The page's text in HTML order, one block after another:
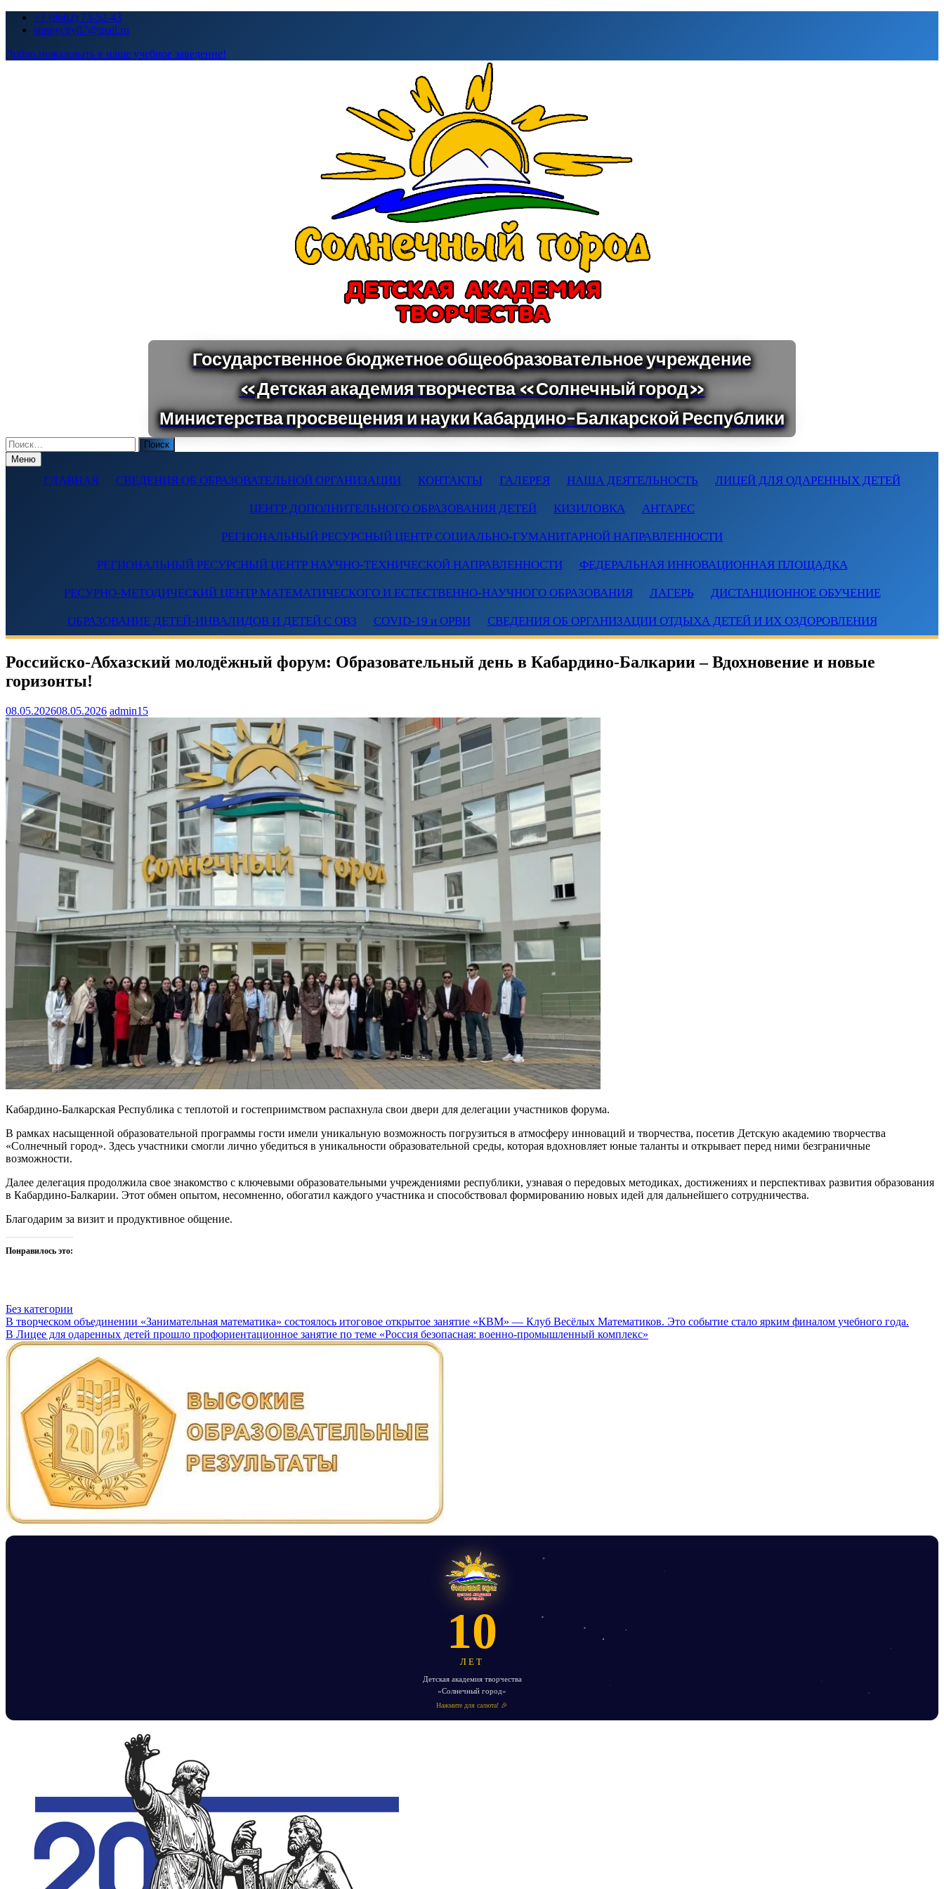
Перейти+7 (8662) 73-52-43
sunnycity07@mail.ru
Добро пожаловать в наше учебное заведение!
Поиск
по:Меню
ГЛАВНАЯ СВЕДЕНИЯ ОБ ОБРАЗОВАТЕЛЬНОЙ ОРГАНИЗАЦИИ КОНТАКТЫ ГАЛЕРЕЯ НАША ДЕЯТЕЛЬНОСТЬ ЛИЦЕЙ ДЛЯ ОДАРЕННЫХ ДЕТЕЙ
ЦЕНТР ДОПОЛНИТЕЛЬНОГО ОБРАЗОВАНИЯ ДЕТЕЙ КИЗИЛОВКА АНТАРЕС
РЕГИОНАЛЬНЫЙ РЕСУРСНЫЙ ЦЕНТР СОЦИАЛЬНО-ГУМАНИТАРНОЙ НАПРАВЛЕННОСТИ
РЕГИОНАЛЬНЫЙ РЕСУРСНЫЙ ЦЕНТР НАУЧНО-ТЕХНИЧЕСКОЙ НАПРАВЛЕННОСТИ ФЕДЕРАЛЬНАЯ ИННОВАЦИОННАЯ ПЛОЩАДКА
РЕСУРНО-МЕТОДИЧЕСКИЙ ЦЕНТР МАТЕМАТИЧЕСКОГО И ЕСТЕСТВЕННО-НАУЧНОГО ОБРАЗОВАНИЯ ЛАГЕРЬ ДИСТАНЦИОННОЕ ОБУЧЕНИЕ
ОБРАЗОВАНИЕ ДЕТЕЙ-ИНВАЛИДОВ И ДЕТЕЙ С ОВЗ COVID-19 и ОРВИ СВЕДЕНИЯ ОБ ОРГАНИЗАЦИИ ОТДЫХА ДЕТЕЙ И ИХ ОЗДОРОВЛЕНИЯ
Российско-Абхазский молодёжный форум: Образовательный день в Кабардино-Балкарии – Вдохновение и новые
горизонты!
08.05.202608.05.2026 admin15
Кабардино-Балкарская Республика с теплотой и гостеприимством распахнула свои двери для делегации участников форума.
В рамках насыщенной образовательной программы гости имели уникальную возможность погрузиться в атмосферу инноваций и творчества, посетив Детскую академию творчества
«Солнечный город». Здесь участники смогли лично убедиться в уникальности образовательной среды, которая вдохновляет юные таланты и открывает перед ними безграничные
возможности.
Далее делегация продолжила свое знакомство с ключевыми образовательными учреждениями республики, узнавая о передовых методиках, достижениях и перспективах развития образования
в Кабардино-Балкарии. Этот обмен опытом, несомненно, обогатил каждого участника и способствовал формированию новых идей для дальнейшего сотрудничества.
Благодарим за визит и продуктивное общение.
Понравилось это:
Без категории
Навигация
по
записям
В творческом объединении «Занимательная математика» состоялось итоговое открытое занятие «КВМ» — Клуб Весёлых Математиков. Это событие стало ярким финалом учебного года.
В Лицее для одаренных детей прошло профориентационное занятие по теме «Россия безопасная: военно-промышленный комплекс»
10
ЛЕТ
Детская академия творчества
«Солнечный город»
Нажмите для салюта! 🎉